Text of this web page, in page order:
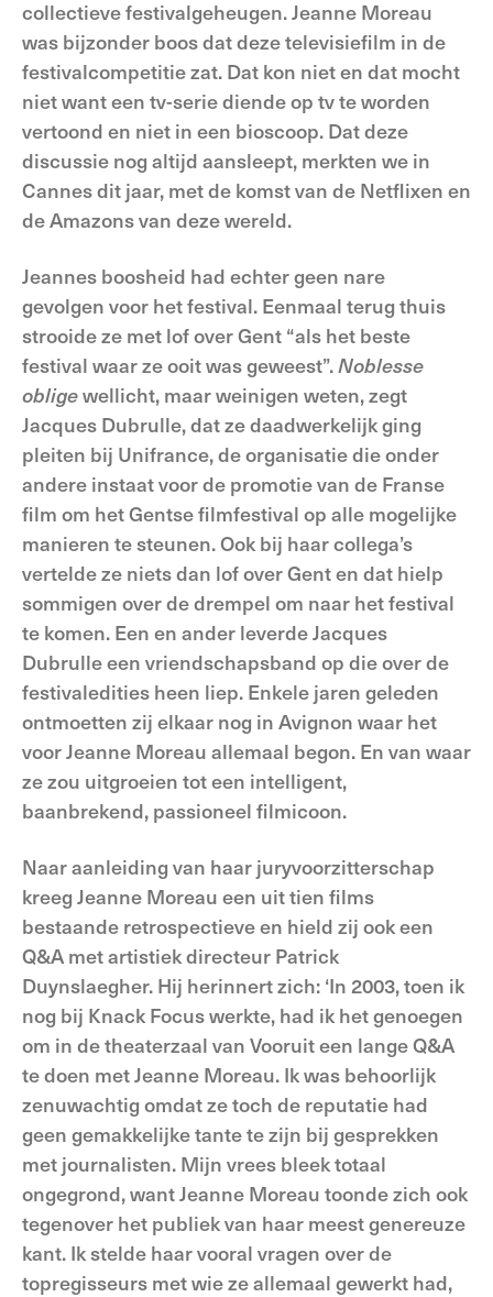
collectieve festivalgeheugen. Jeanne Moreau
was bijzonder boos dat deze televisiefilm in de
festivalcompetitie zat. Dat kon niet en dat mocht
niet want een tv-serie diende op tv te worden
vertoond en niet in een bioscoop. Dat deze
discussie nog altijd aansleept, merkten we in
Cannes dit jaar, met de komst van de Netflixen en
de Amazons van deze wereld.
Jeannes boosheid had echter geen nare
gevolgen voor het festival. Eenmaal terug thuis
strooide ze met lof over Gent “als het beste
festival waar ze ooit was geweest”.Noblesse
obligewellicht, maar weinigen weten, zegt
Jacques Dubrulle, dat ze daadwerkelijk ging
pleiten bij Unifrance, de organisatie die onder
andere instaat voor de promotie van de Franse
film om het Gentse filmfestival op alle mogelijke
manieren te steunen. Ook bij haar collega’s
vertelde ze niets dan lof over Gent en dat hielp
sommigen over de drempel om naar het festival
te komen. Een en ander leverde Jacques
Dubrulle een vriendschapsband op die over de
festivaledities heen liep. Enkele jaren geleden
ontmoetten zij elkaar nog in Avignon waar het
voor Jeanne Moreau allemaal begon. En van waar
ze zou uitgroeien tot een intelligent,
baanbrekend, passioneel filmicoon.
Naar aanleiding van haar juryvoorzitterschap
kreeg Jeanne Moreau een uit tien films
bestaande retrospectieve en hield zij ook een
Q&A met artistiek directeur Patrick
Duynslaegher. Hij herinnert zich: ‘In 2003, toen ik
nog bij Knack Focus werkte, had ik het genoegen
om in de theaterzaal van Vooruit een lange Q&A
te doen met Jeanne Moreau. Ik was behoorlijk
zenuwachtig omdat ze toch de reputatie had
geen gemakkelijke tante te zijn bij gesprekken
met journalisten. Mijn vrees bleek totaal
ongegrond, want Jeanne Moreau toonde zich ook
tegenover het publiek van haar meest genereuze
kant. Ik stelde haar vooral vragen over de
topregisseurs met wie ze allemaal gewerkt had,